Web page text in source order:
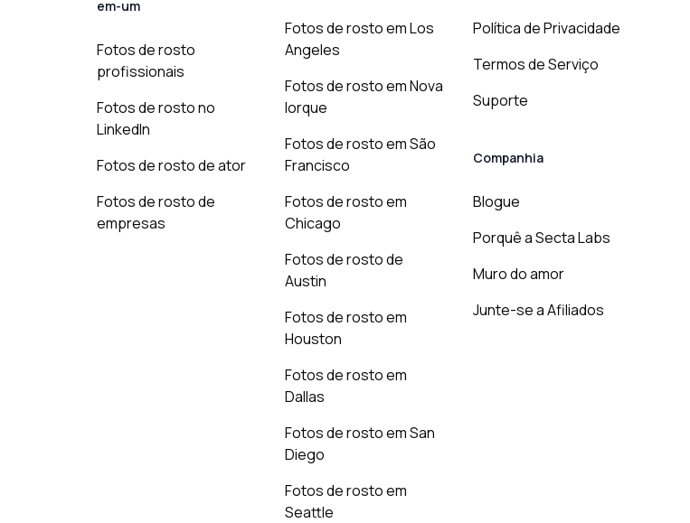
em-um
Fotos de rosto
profissionais
Fotos de rosto no
LinkedIn
Fotos de rosto de ator
Fotos de rosto de
empresas
Fotos de rosto em Los
Angeles
Fotos de rosto em Nova
Iorque
Fotos de rosto em São
Francisco
Fotos de rosto em
Chicago
Fotos de rosto de
Austin
Fotos de rosto em
Houston
Fotos de rosto em
Dallas
Fotos de rosto em San
Diego
Fotos de rosto em
Seattle
Política de Privacidade
Termos de Serviço
Suporte
Companhia
Blogue
Porquê a Secta Labs
Muro do amor
Junte-se a Afiliados